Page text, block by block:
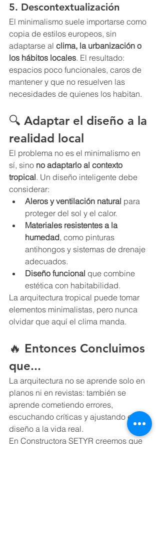
5. Descontextualización
El minimalismo suele importarse como
copia de estilos europeos, sin
adaptarse al clima, la urbanización o
los hábitos locales. El resultado:
espacios poco funcionales, caros de
mantener y que no resuelven las
necesidades de quienes los habitan.
🔍 Adaptar el diseño a la
realidad local
El problema no es el minimalismo en
sí, sino no adaptarlo al contexto
tropical. Un diseño inteligente debe
considerar:
Aleros y ventilación natural para
proteger del sol y el calor.
Materiales resistentes a la
humedad, como pinturas
antihongos y sistemas de drenaje
adecuados.
Diseño funcional que combine
estética con habitabilidad.
La arquitectura tropical puede tomar
elementos minimalistas, pero nunca
olvidar que aquí el clima manda.
🔥 Entonces Concluimos
que...
La arquitectura no se aprende solo en
planos ni en revistas: también se
aprende cometiendo errores,
escuchando críticas y ajustando el
diseño a la vida real.
En Constructora SETYR creemos que